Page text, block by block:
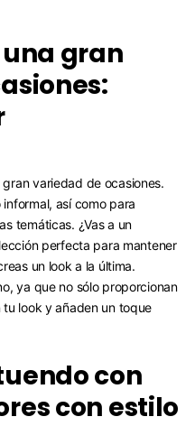
gran
variedad de ocasiones.
así como para
temáticas. ¿Vas a un
perfecta para mantener
un look a la última.
ya que no sólo proporcionan
look y añaden un toque
con
con estilo